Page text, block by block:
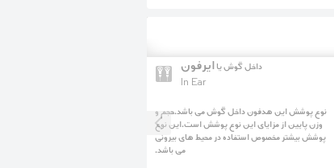
داخل گوش یاایرفون
In Ear
نوع پوشش این هدفون داخل گوش می باشد.حجم و
وزن پایین از مزایای این نوع پوشش است.این نوع
پوشش بیشتر مخصوص استفاده در محیط های بیرونی
می باشد.